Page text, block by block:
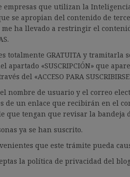
empresas que utilizan la
se apropian del contenido de
me ha llevado a restringir el
totalmente GRATUITA y tramitarla
apartado «SUSCRIPCIÓN» que
del «ACCESO PARA SUSCRIBIRSE
nombre de usuario y el correo
de un enlace que recibirán en el
que tengan que revisar la bandeja
ya se han suscrito.
que este trámite pueda
la política de privacidad del